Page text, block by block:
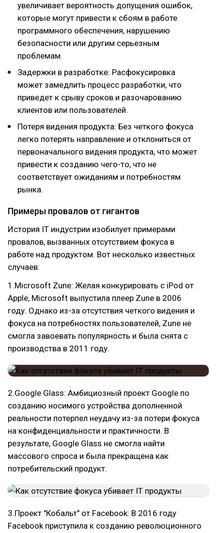
увеличивает вероятность допущения ошибок,
которые могут привести к сбоям в работе
программного обеспечения, нарушению
безопасности или другим серьезным
проблемам.
Задержки в разработке: Расфокусировка
может замедлить процесс разработки, что
приведет к срыву сроков и разочарованию
клиентов или пользователей.
Потеря видения продукта: Без четкого фокуса
легко потерять направление и отклониться от
первоначального видения продукта, что может
привести к созданию чего-то, что не
соответствует ожиданиям и потребностям
рынка.
Примеры провалов от гигантов
История IT индустрии изобилует примерами
провалов, вызванных отсутствием фокуса в
работе над продуктом. Вот несколько известных
случаев:
1.Microsoft Zune: Желая конкурировать с iPod от
Apple, Microsoft выпустила плеер Zune в 2006
году. Однако из-за отсутствия четкого видения и
фокуса на потребностях пользователей, Zune не
смогла завоевать популярность и была снята с
производства в 2011 году.
2.Google Glass: Амбициозный проект Google по
созданию носимого устройства дополненной
реальности потерпел неудачу из-за потери фокуса
на конфиденциальности и практичности. В
результате, Google Glass не смогла найти
массового спроса и была прекращена как
потребительский продукт.
3.Проект "Кобальт" от Facebook: В 2016 году
Facebook приступила к созданию революционного